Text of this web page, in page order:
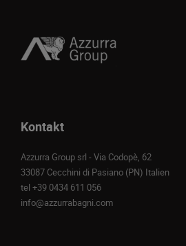
Kontakt
Azzurra Group srl - Via Codopè, 62
33087 Cecchini di Pasiano (PN) Italien
tel +39 0434 611 056
info@azzurrabagni.com